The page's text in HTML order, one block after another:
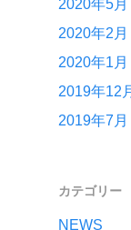
2020年5月
2020年2月
2020年1月
2019年12
2019年7月
カテゴリー
NEWS